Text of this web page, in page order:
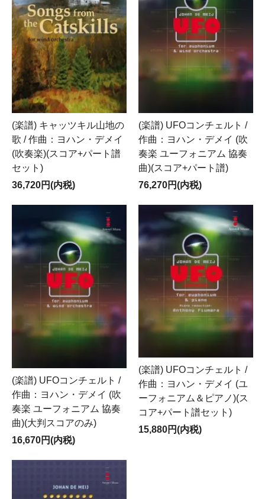
(楽譜) キャッツキル山地の
歌 / 作曲：ヨハン・デメイ
(吹奏楽)(スコア+パート譜
セット)
36,720円(内税)
(楽譜) UFOコンチェルト /
作曲：ヨハン・デメイ (吹
奏楽 ユーフォニアム 協奏
曲)(スコア+パート譜)
76,270円(内税)
(楽譜) UFOコンチェルト /
作曲：ヨハン・デメイ (吹
奏楽 ユーフォニアム 協奏
曲)(大判スコアのみ)
16,670円(内税)
(楽譜) UFOコンチェルト /
作曲：ヨハン・デメイ (ユ
ーフォニアム＆ピアノ)(ス
コア+パート譜セット)
15,880円(内税)